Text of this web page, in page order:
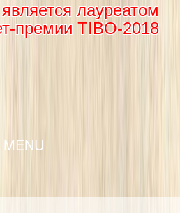
лауреатом
премии TIBO-2018
MENU